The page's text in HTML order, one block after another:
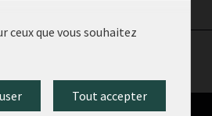
ceux que vous souhaitez
Tout accepter